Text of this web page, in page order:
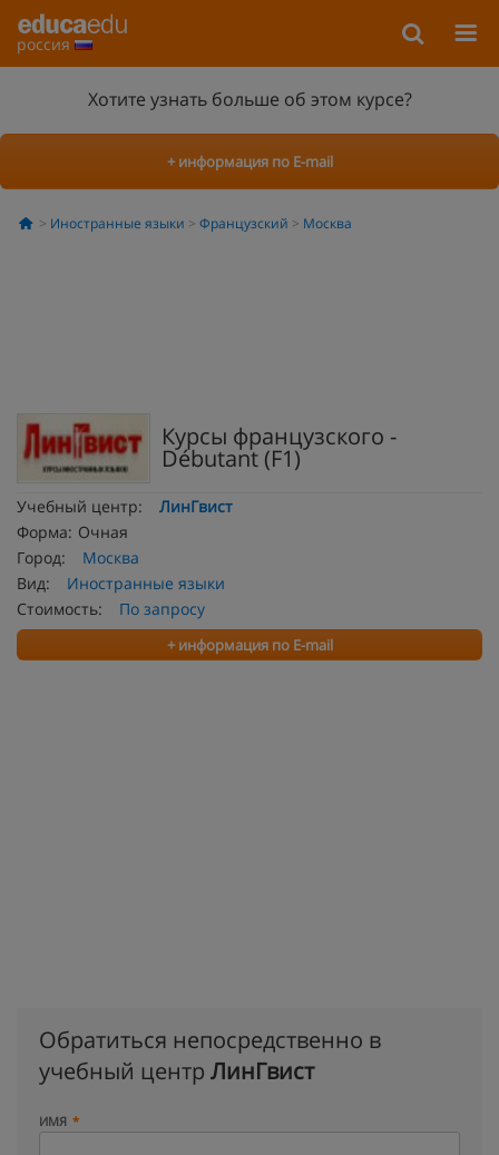
россия
Хотите узнать больше об этом курсе?
+ информация по E-mail
Иностранные языки Французский Москва
Курсы французского -
Débutant (F1)
Учебный центр:
ЛинГвист
Форма: Очная
Город:
Москва
Вид:
Иностранные языки
Стоимость:
По запросу
+ информация по E-mail
Обратиться непосредственно в
учебный центр ЛинГвист
ИМЯ